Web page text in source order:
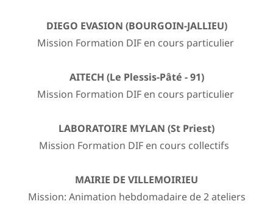
DIEGO EVASION (BOURGOIN-JALLIEU)
Mission Formation DIF en cours particulier
AITECH (Le Plessis-Pâté - 91)
Mission Formation DIF en cours particulier
LABORATOIRE MYLAN (St Priest)
Mission Formation DIF en cours collectifs
MAIRIE DE VILLEMOIRIEU
Mission: Animation hebdomadaire de 2 ateliers